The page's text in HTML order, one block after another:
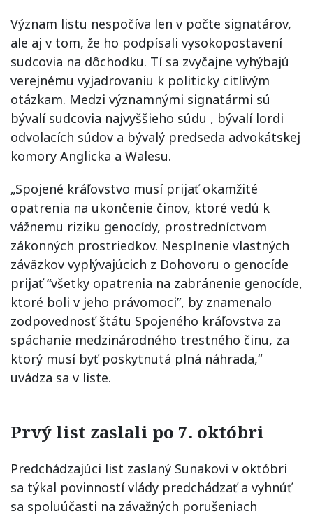
Význam listu nespočíva len v počte signatárov,
ale aj v tom, že ho podpísali vysokopostavení
sudcovia na dôchodku. Tí sa zvyčajne vyhýbajú
verejnému vyjadrovaniu k politicky citlivým
otázkam. Medzi významnými signatármi sú
bývalí sudcovia najvyššieho súdu , bývalí lordi
odvolacích súdov a bývalý predseda advokátskej
komory Anglicka a Walesu.
„Spojené kráľovstvo musí prijať okamžité
opatrenia na ukončenie činov, ktoré vedú k
vážnemu riziku genocídy, prostredníctvom
zákonných prostriedkov. Nesplnenie vlastných
záväzkov vyplývajúcich z Dohovoru o genocíde
prijať “všetky opatrenia na zabránenie genocíde,
ktoré boli v jeho právomoci”, by znamenalo
zodpovednosť štátu Spojeného kráľovstva za
spáchanie medzinárodného trestného činu, za
ktorý musí byť poskytnutá plná náhrada,“
uvádza sa v liste.
Prvý list zaslali po 7. októbri
Predchádzajúci list zaslaný Sunakovi v októbri
sa týkal povinností vlády predchádzať a vyhnúť
sa spoluúčasti na závažných porušeniach